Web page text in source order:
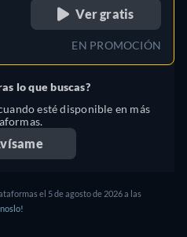
Ver gratis
EN PROMOCIÓN
lo que buscas?
esté disponible en más
el 5 de agosto de 2026a las